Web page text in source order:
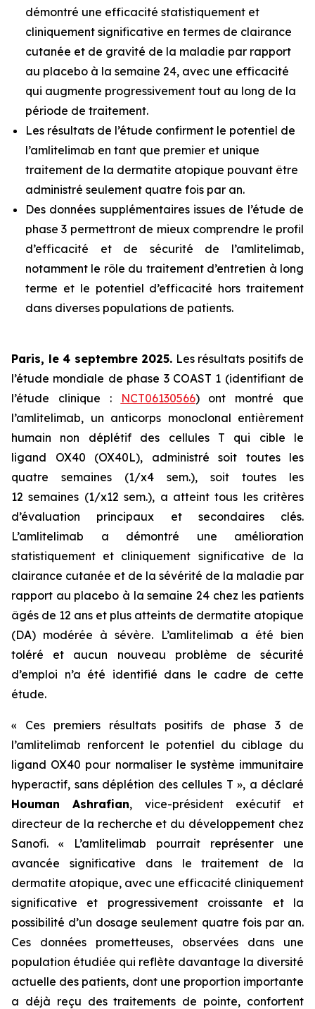
démontré une efficacité statistiquement et
cliniquement significative en termes de clairance
cutanée et de gravité de la maladie par rapport
au placebo à la semaine 24, avec une efficacité
qui augmente progressivement tout au long de la
période de traitement.
Les résultats de l’étude confirment le potentiel de
l’amlitelimab en tant que premier et unique
traitement de la dermatite atopique pouvant être
administré seulement quatre fois par an.
Des données supplémentaires issues de l’étude de
phase 3 permettront de mieux comprendre le profil
d’efficacité et de sécurité de l’amlitelimab,
notamment le rôle du traitement d’entretien à long
terme et le potentiel d’efficacité hors traitement
dans diverses populations de patients.
Paris, le 4 septembre 2025. Les résultats positifs de
l’étude mondiale de phase 3 COAST 1 (identifiant de
l’étude clinique :
NCT06130566) ont montré que
l’amlitelimab, un anticorps monoclonal entièrement
humain non déplétif des cellules T qui cible le
ligand OX40 (OX40L), administré soit toutes les
quatre semaines (1/x4 sem.), soit toutes les
12 semaines (1/x12 sem.), a atteint tous les critères
d’évaluation principaux et secondaires clés.
L’amlitelimab a démontré une amélioration
statistiquement et cliniquement significative de la
clairance cutanée et de la sévérité de la maladie par
rapport au placebo à la semaine 24 chez les patients
âgés de 12 ans et plus atteints de dermatite atopique
(DA) modérée à sévère. L’amlitelimab a été bien
toléré et aucun nouveau problème de sécurité
d’emploi n’a été identifié dans le cadre de cette
étude.
« Ces premiers résultats positifs de phase 3 de
l’amlitelimab renforcent le potentiel du ciblage du
ligand OX40 pour normaliser le système immunitaire
hyperactif, sans déplétion des cellules T », a déclaré
Houman Ashrafian, vice-président exécutif et
directeur de la recherche et du développement chez
Sanofi. « L’amlitelimab pourrait représenter une
avancée significative dans le traitement de la
dermatite atopique, avec une efficacité cliniquement
significative et progressivement croissante et la
possibilité d’un dosage seulement quatre fois par an.
Ces données prometteuses, observées dans une
population étudiée qui reflète davantage la diversité
actuelle des patients, dont une proportion importante
a déjà reçu des traitements de pointe, confortent